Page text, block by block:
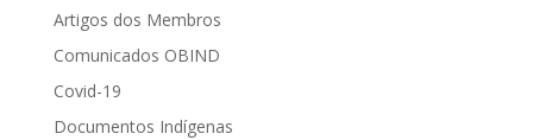
Artigos dos Membros
Comunicados OBIND
Covid-19
Documentos Indígenas